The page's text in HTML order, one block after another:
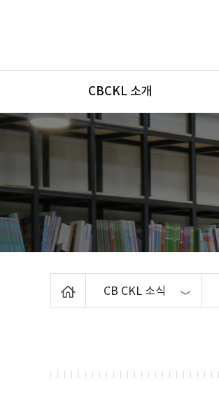
메뉴
CBCKL 소개
CB CKL 소식